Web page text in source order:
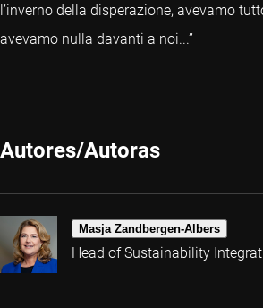
l’inverno della disperazione, avevamo
avevamo nulla davanti a noi...”
Autores/Autoras
Masja Zandbergen-Albers
Head of Sustainability